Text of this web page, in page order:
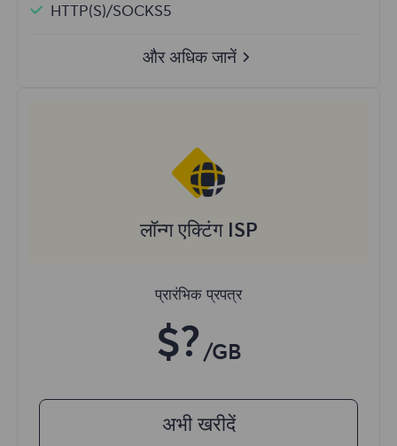
HTTP(S)/SOCKS5
और अधिक जानें
लॉन्ग एक्टिंग ISP
प्रारंभिक प्रपत्र
$? /GB
अभी खरीदें